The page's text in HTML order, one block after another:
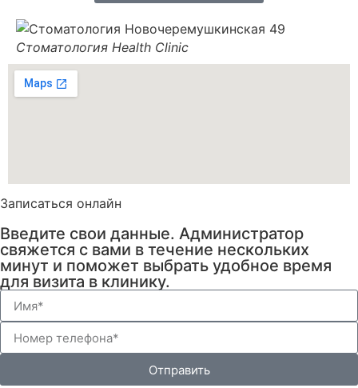
Стоматология Health Clinic
Записаться онлайн
Введите свои данные. Администратор
свяжется с вами в течение нескольких
минут и поможет выбрать удобное время
для визита в клинику.
Отправить